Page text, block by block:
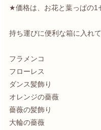
★価格は、お花と葉っぱの1
持ち運びに便利な箱に入れ
フラメンコ
フローレス
ダンス髪飾り
オレンジの薔薇
薔薇の髪飾り
大輪の薔薇